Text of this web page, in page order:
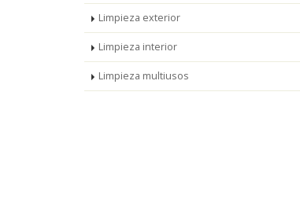
Limpieza exterior
Limpieza interior
Limpieza multiusos